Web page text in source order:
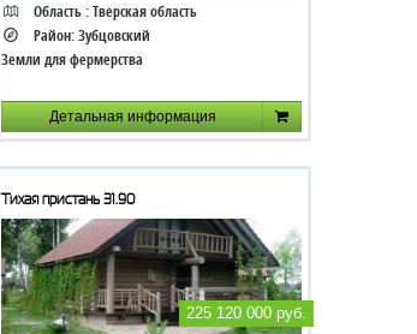
Область :Тверская область
Район:Зубцовский
Земли для фермерства
Детальная информация
Тихая пристань 31.90
225 120 000 руб.